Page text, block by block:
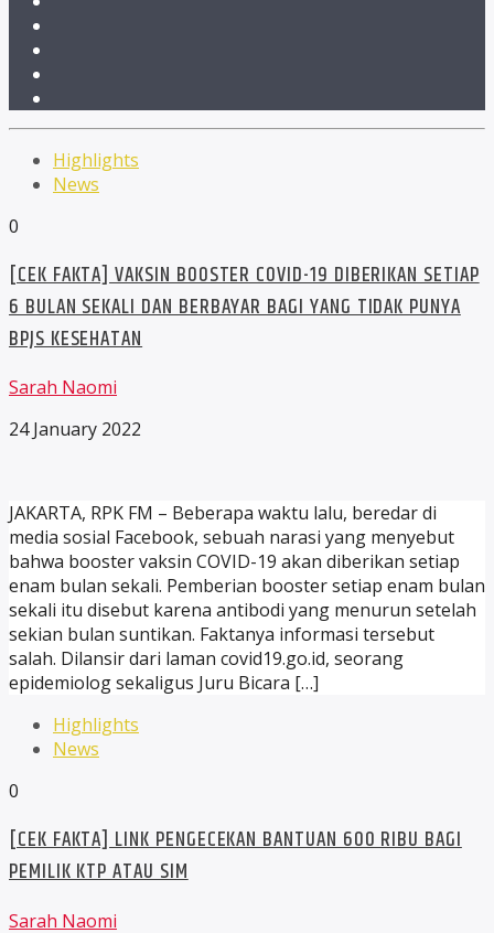
Highlights
News
0
[CEK FAKTA] VAKSIN BOOSTER COVID-19 DIBERIKAN SETIAP
6 BULAN SEKALI DAN BERBAYAR BAGI YANG TIDAK PUNYA
BPJS KESEHATAN
Sarah Naomi
24 January 2022
JAKARTA, RPK FM – Beberapa waktu lalu, beredar di
media sosial Facebook, sebuah narasi yang menyebut
bahwa booster vaksin COVID-19 akan diberikan setiap
enam bulan sekali. Pemberian booster setiap enam bulan
sekali itu disebut karena antibodi yang menurun setelah
sekian bulan suntikan. Faktanya informasi tersebut
salah. Dilansir dari laman covid19.go.id, seorang
epidemiolog sekaligus Juru Bicara […]
Highlights
News
0
[CEK FAKTA] LINK PENGECEKAN BANTUAN 600 RIBU BAGI
PEMILIK KTP ATAU SIM
Sarah Naomi